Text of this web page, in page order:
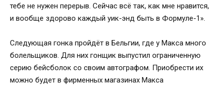
тебе не нужен перерыв. Сейчас всё так, как мне нравится,
и вообще здорово каждый уик-энд быть в Формуле-1».
Следующая гонка пройдёт в Бельгии, где у Макса много
болельщиков. Для них гонщик выпустил ограниченную
серию бейсболок со своим автографом. Приобрести их
можно будет в фирменных магазинах Макса